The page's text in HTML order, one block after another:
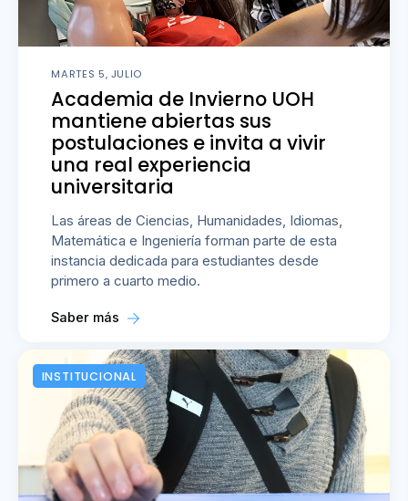
MARTES 5, JULIO
Academia de Invierno UOH
mantiene abiertas sus
postulaciones e invita a vivir
una real experiencia
universitaria
Las áreas de Ciencias, Humanidades, Idiomas,
Matemática e Ingeniería forman parte de esta
instancia dedicada para estudiantes desde
primero a cuarto medio.
Saber más
INSTITUCIONAL